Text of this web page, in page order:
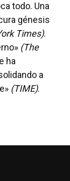
todo. Una
génesis
Times).
(The
ha
a
(TIME).